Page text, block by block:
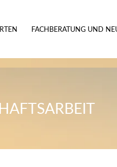
FACHBERATUNG UND